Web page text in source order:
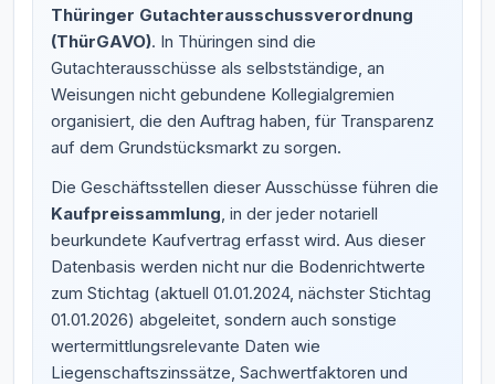
Thüringer Gutachterausschussverordnung
(ThürGAVO). In Thüringen sind die
Gutachterausschüsse als selbstständige, an
Weisungen nicht gebundene Kollegialgremien
organisiert, die den Auftrag haben, für Transparenz
auf dem Grundstücksmarkt zu sorgen.
Die Geschäftsstellen dieser Ausschüsse führen die
Kaufpreissammlung, in der jeder notariell
beurkundete Kaufvertrag erfasst wird. Aus dieser
Datenbasis werden nicht nur die Bodenrichtwerte
zum Stichtag (aktuell 01.01.2024, nächster Stichtag
01.01.2026) abgeleitet, sondern auch sonstige
wertermittlungsrelevante Daten wie
Liegenschaftszinssätze, Sachwertfaktoren und